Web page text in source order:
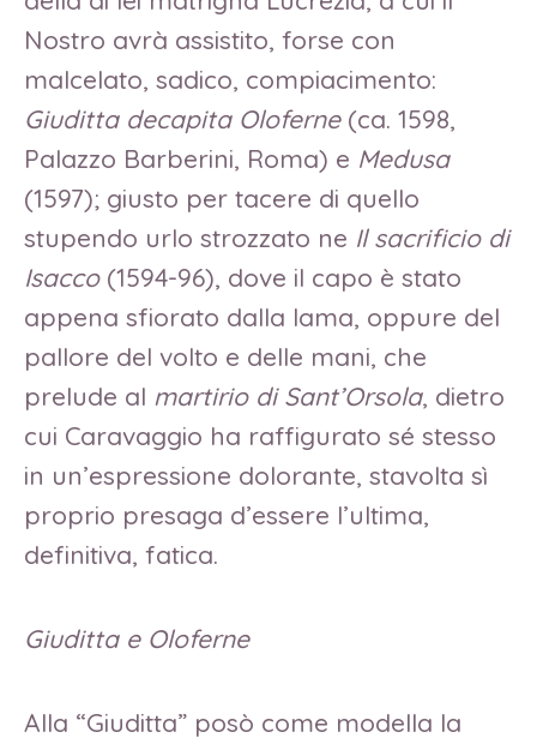
Nostro avrà assistito, forse con
malcelato, sadico, compiacimento:
Giuditta decapita Oloferne(ca. 1598,
Palazzo Barberini, Roma) e Medusa
(1597); giusto per tacere di quello
stupendo urlo strozzato ne Il sacrificio di
Isacco(1594-96), dove il capo è stato
appena sfiorato dalla lama, oppure del
pallore del volto e delle mani, che
prelude al martirio di Sant’Orsola, dietro
cui Caravaggio ha raffigurato sé stesso
in un’espressione dolorante, stavolta sì
proprio presaga d’essere l’ultima,
definitiva, fatica.
Giuditta e Oloferne
Alla “Giuditta” posò come modella la